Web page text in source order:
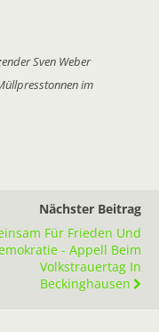
Sven Weber
im
Nächster Beitrag
Für Frieden Und
- Appell Beim
Volkstrauertag In
Beckinghausen